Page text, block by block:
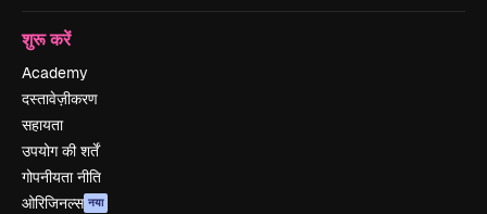
शुरू करें
Academy
दस्तावेज़ीकरण
सहायता
उपयोग की शर्तें
गोपनीयता नीति
ओरिजिनल्स नया